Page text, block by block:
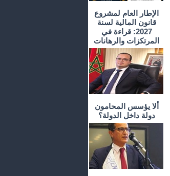
الإطار العام لمشروع
قانون المالية لسنة
2027: قراءة في
المرتكزات والرهانات
ألا يؤسس المحامون
دولة داخل الدولة؟